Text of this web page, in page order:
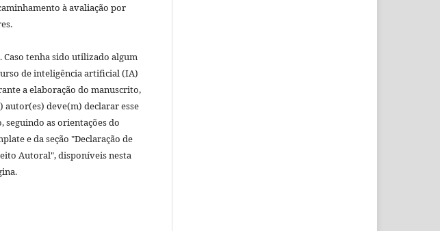
à avaliação por
Caso tenha sido utilizado algum
de inteligência artificial (IA)
a elaboração do manuscrito,
autor(es) deve(m) declarar esse
seguindo as orientações do
e da seção "Declaração de
Autoral", disponíveis nesta